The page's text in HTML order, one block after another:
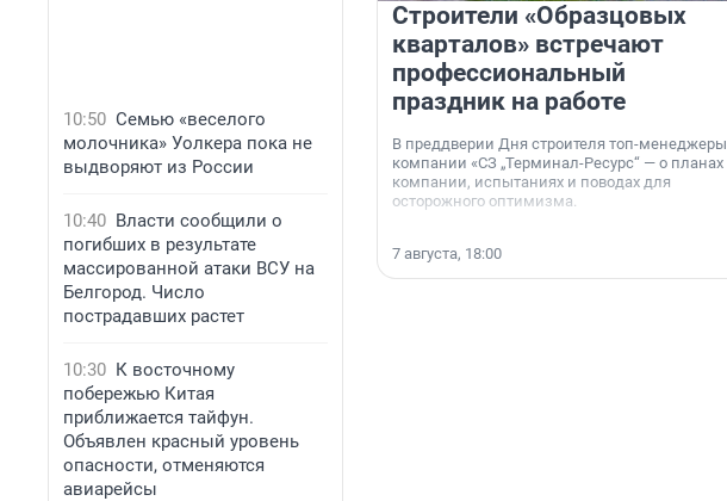
10:50 Семью «веселого
молочника» Уолкера пока не
выдворяют из России
10:40 Власти сообщили о
погибших в результате
массированной атаки ВСУ на
Белгород. Число
пострадавших растет
10:30 К восточному
побережью Китая
приближается тайфун.
Объявлен красный уровень
опасности, отменяются
авиарейсы
Строители «Образцовых
кварталов» встречают
профессиональный
праздник на работе
В преддверии Дня строителя топ-менеджеры
компании «СЗ „Терминал-Ресурс“ — о планах
компании, испытаниях и поводах для
осторожного оптимизма.
7 августа, 18:00